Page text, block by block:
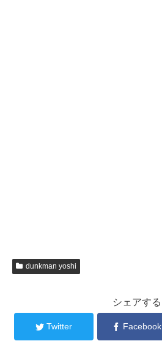
dunkman yoshi
シェアする
Twitter Facebook